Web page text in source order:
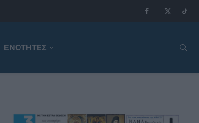
ΕΝΟΤΗΤΕΣ